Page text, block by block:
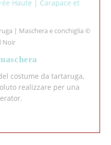
| Maschera e conchiglia ©
Noir
costume da tartaruga,
realizzare per una